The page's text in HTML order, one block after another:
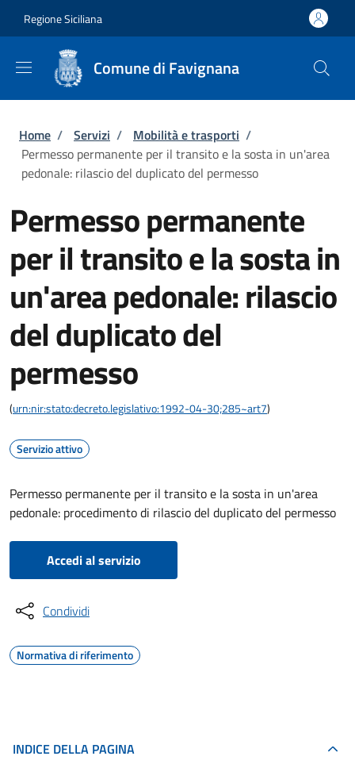
Regione Siciliana
Comune di Favignana
Briciole di pane
Home / Servizi / Mobilità e trasporti /
Permesso permanente per il transito e la sosta in un'area
pedonale: rilascio del duplicato del permesso
Permesso permanente
per il transito e la sosta in
un'area pedonale: rilascio
del duplicato del
permesso
(urn:nir:stato:decreto.legislativo:1992-04-30;285~art7)
Servizio attivo
Permesso permanente per il transito e la sosta in un'area
pedonale: procedimento di rilascio del duplicato del permesso
Accedi al servizio
Condividi
Normativa di riferimento
INDICE DELLA PAGINA